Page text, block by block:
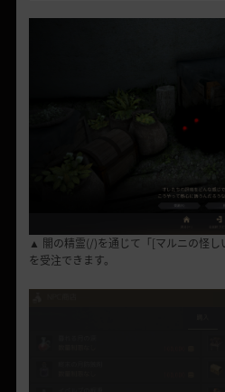
▲ 闇の精霊(/)を通じて「[マルニの怪し
を受注できます。